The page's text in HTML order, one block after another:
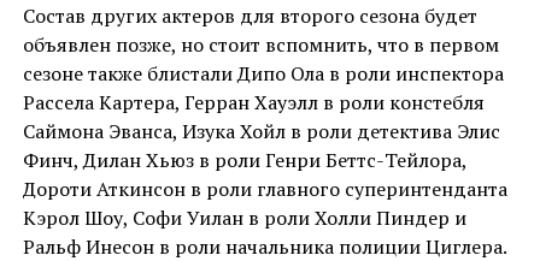
Состав других актеров для второго сезона будет
объявлен позже, но стоит вспомнить, что в первом
сезоне также блистали Дипо Ола в роли инспектора
Рассела Картера, Герран Хауэлл в роли констебля
Саймона Эванса, Изука Хойл в роли детектива Элис
Финч, Дилан Хьюз в роли Генри Беттс-Тейлора,
Дороти Аткинсон в роли главного суперинтенданта
Кэрол Шоу, Софи Уилан в роли Холли Пиндер и
Ральф Инесон в роли начальника полиции Циглера.